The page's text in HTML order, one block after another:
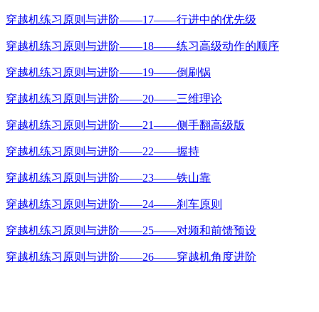
穿越机练习原则与进阶——17——行进中的优先级
穿越机练习原则与进阶——18——练习高级动作的顺序
穿越机练习原则与进阶——19——倒刷锅
穿越机练习原则与进阶——20——三维理论
穿越机练习原则与进阶——21——侧手翻高级版
穿越机练习原则与进阶——22——握持
穿越机练习原则与进阶——23——铁山靠
穿越机练习原则与进阶——24——刹车原则
穿越机练习原则与进阶——25——对频和前馈预设
穿越机练习原则与进阶——26——穿越机角度进阶